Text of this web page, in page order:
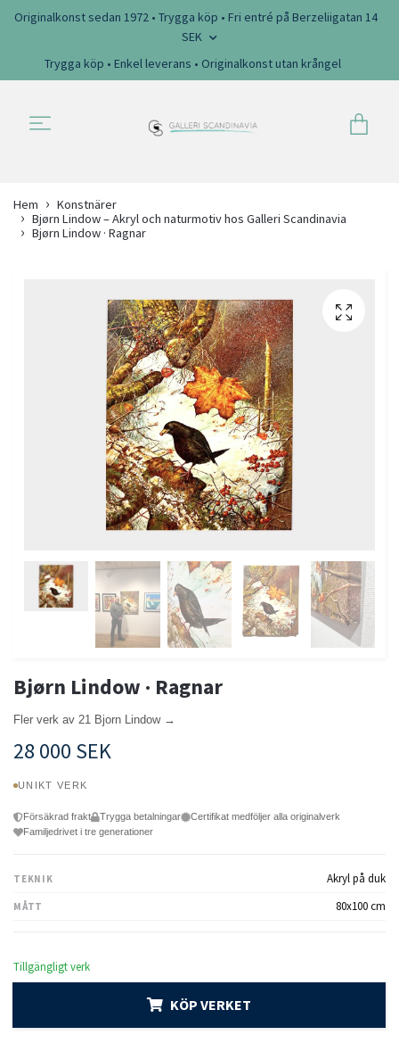
Originalkonst sedan 1972 • Trygga köp • Fri entré på Berzeliigatan 14
SEK
Trygga köp • Enkel leverans • Originalkonst utan krångel
Hem
Konstnärer
Bjørn Lindow – Akryl och naturmotiv hos Galleri Scandinavia
Bjørn Lindow · Ragnar
Bjørn Lindow · Ragnar
Fler verk av 21 Bjorn Lindow →
28 000 SEK
UNIKT VERK
Försäkrad frakt Trygga betalningar
Certifikat medföljer alla originalverk
Familjedrivet i tre generationer
TEKNIK Akryl på duk
MÅTT 80x100 cm
Tillgängligt verk
KÖP VERKET